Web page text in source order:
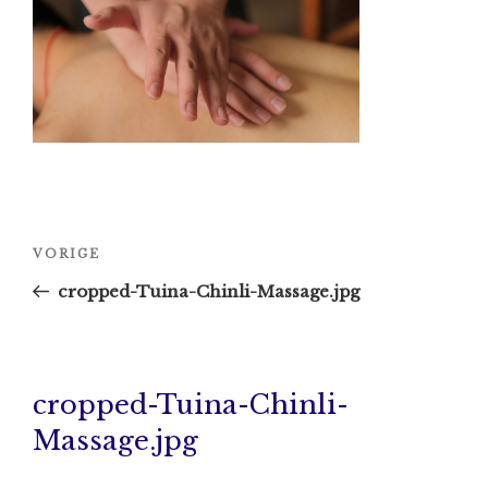
Vorig
VORIGE
cropped-Tuina-Chinli-Massage.jpg
cropped-Tuina-Chinli-
Massage.jpg